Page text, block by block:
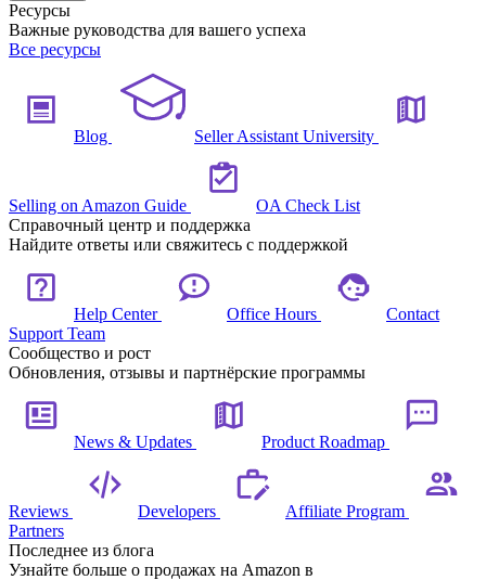
Ресурсы
Важные руководства для вашего успеха
Все ресурсы
Blog Seller Assistant University
Selling on Amazon Guide
OA Check List
Справочный центр и поддержка
Найдите ответы или свяжитесь с поддержкой
Help Center Office Hours
Contact
Support Team
Сообщество и рост
Обновления, отзывы и партнёрские программы
News & Updates Product Roadmap
Reviews Developers
Affiliate Program
Partners
Последнее из блога
Узнайте больше о продажах на Amazon в